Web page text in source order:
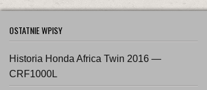
OSTATNIE WPISY
Historia Honda Africa Twin 2016 —
CRF1000L